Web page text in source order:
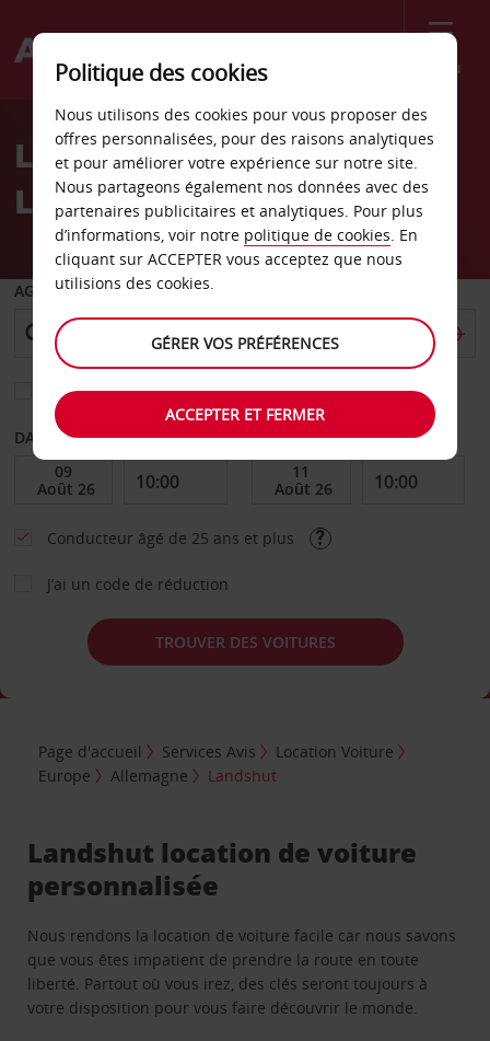
Menu
Welcome
AvisLocation de voiture
Landshut
AGENCE DE DÉPART
Sélectionnez une autre agence de retour
DATE DE DÉBUT DATE DE FIN
Conducteur âgé de 25 ans et plus
J’ai un code de réduction
TROUVER DES VOITURES
Page d'accueil Services Avis
Location Voiture
Europe
Allemagne Landshut
Landshut location de voiture
personnalisée
Nous rendons la location de voiture facile car nous savons
que vous êtes impatient de prendre la route en toute
liberté. Partout où vous irez, des clés seront toujours à
votre disposition pour vous faire découvrir le monde.
Politique des cookies
Nous utilisons des cookies pour vous proposer des
offres personnalisées, pour des raisons analytiques
et pour améliorer votre expérience sur notre site.
Nous partageons également nos données avec des
partenaires publicitaires et analytiques. Pour plus
d’informations, voir notre politique de cookies. En
cliquant sur ACCEPTER vous acceptez que nous
utilisions des cookies.
GÉRER VOS PRÉFÉRENCES
ACCEPTER ET FERMER